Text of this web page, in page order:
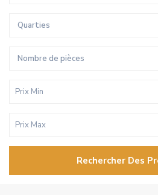
Quarties
Nombre de pièces
Rechercher Des